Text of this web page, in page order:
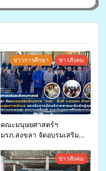
ข่าวการศึกษา ข่าวสังคม
คณะมนุษยศาสตร์ฯ
มรภ.สงขลา จัดอบรมเสริม
จ่ายงบกองทุนสุขภาพตำบล
รองรับการจัดบริการพาหนะรับ
ข่าวสังคม